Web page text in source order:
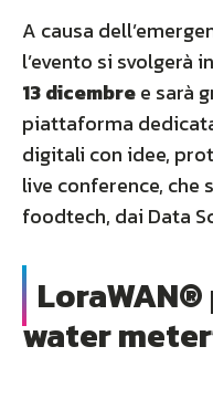
A causa
l’evento si svolgerà
13 dicembree sarà
piattaforma
digitali con idee,
live conference,
foodtech, dai Data
LoraWAN®
water